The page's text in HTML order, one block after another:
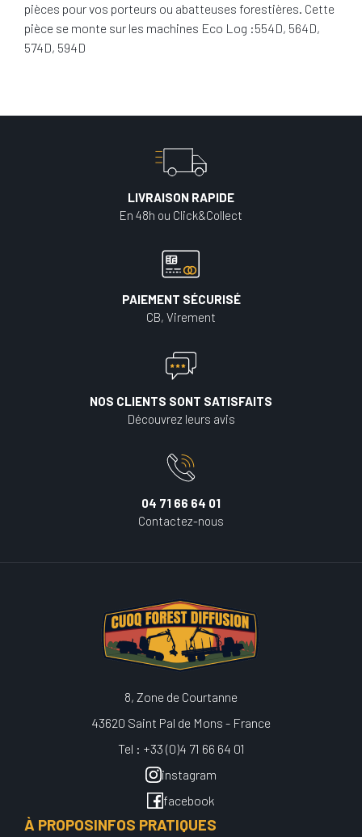
pièces pour vos porteurs ou abatteuses forestières. Cette
pièce se monte sur les machines Eco Log :554D, 564D,
574D, 594D
LIVRAISON RAPIDE
En 48h ou Click&Collect
PAIEMENT SÉCURISÉ
CB, Virement
NOS CLIENTS SONT SATISFAITS
Découvrez leurs avis
04 71 66 64 01
Contactez-nous
8, Zone de Courtanne
43620 Saint Pal de Mons - France
Tel : +33 (0)4 71 66 64 01
instagram
facebook
À PROPOSINFOS PRATIQUES